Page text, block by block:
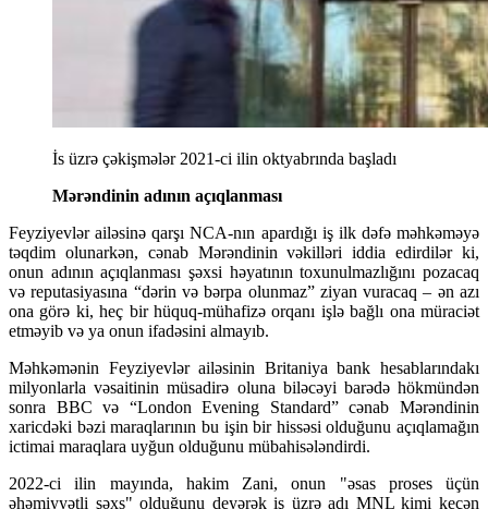
İs üzrə çəkişmələr 2021-ci ilin oktyabrında başladı
Mərəndinin adının açıqlanması
Feyziyevlər ailəsinə qarşı NCA-nın apardığı iş ilk dəfə məhkəməyə
təqdim olunarkən, cənab Mərəndinin vəkilləri iddia edirdilər ki,
onun adının açıqlanması şəxsi həyatının toxunulmazlığını pozacaq
və reputasiyasına “dərin və bərpa olunmaz” ziyan vuracaq – ən azı
ona görə ki, heç bir hüquq-mühafizə orqanı işlə bağlı ona müraciət
etməyib və ya onun ifadəsini almayıb.
Məhkəmənin Feyziyevlər ailəsinin Britaniya bank hesablarındakı
milyonlarla vəsaitinin müsadirə oluna biləcəyi barədə hökmündən
sonra BBC və “London Evening Standard” cənab Mərəndinin
xaricdəki bəzi maraqlarının bu işin bir hissəsi olduğunu açıqlamağın
ictimai maraqlara uyğun olduğunu mübahisələndirdi.
2022-ci ilin mayında, hakim Zani, onun "əsas proses üçün
əhəmiyyətli şəxs" olduğunu deyərək iş üzrə adı MNL kimi keçən